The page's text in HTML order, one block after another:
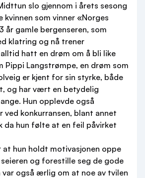
slo gjennom i årets sesong
som vinner «Norges
år gamle bergenseren, som
klatring og nå trener
hatt en drøm om å bli like
Pippi Langstrømpe, en drøm som
er kjent for sin styrke, både
og har vært en betydelig
Hun opplevde også
ved konkurransen, blant annet
da hun følte at en feil påvirket
at hun holdt motivasjonen oppe
og forestille seg de gode
var også ærlig om at noe av tvilen